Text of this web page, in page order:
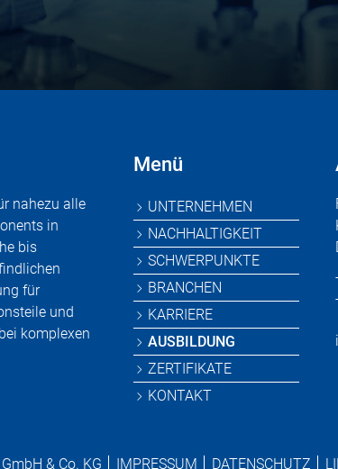
nahezu alle
in
bis
für
und
komplexen
Menü
Navigation
überspringen
UNTERNEHMEN
NACHHALTIGKEIT
SCHWERPUNKTE
BRANCHEN
KARRIERE
AUSBILDUNG
ZERTIFIKATE
KONTAKT
& Co. KG IMPRESSUM DATENSCHUTZ